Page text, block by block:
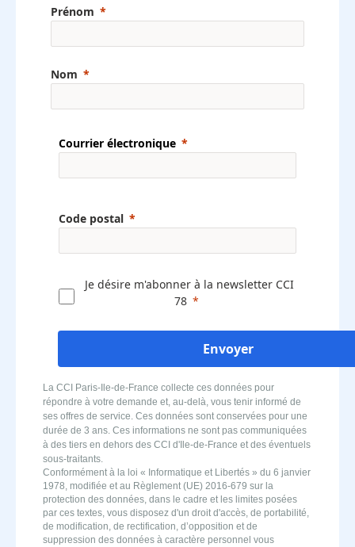
Prénom
Nom
Courrier électronique
Code postal
Je désire m'abonner à la newsletter CCI
78
Envoyer
La CCI Paris-Ile-de-France collecte ces données pour
répondre à votre demande et, au-delà, vous tenir informé de
ses offres de service. Ces données sont conservées pour une
durée de 3 ans. Ces informations ne sont pas communiquées
à des tiers en dehors des CCI d'Ile-de-France et des éventuels
sous-traitants.
Conformément à la loi « Informatique et Libertés » du 6 janvier
1978, modifiée et au Règlement (UE) 2016-679 sur la
protection des données, dans le cadre et les limites posées
par ces textes, vous disposez d'un droit d'accès, de portabilité,
de modification, de rectification, d’opposition et de
suppression des données à caractère personnel vous